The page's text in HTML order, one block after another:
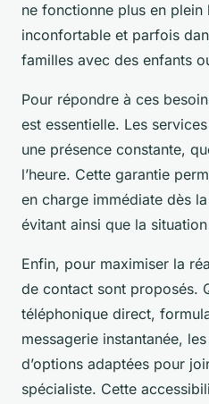
ne fonctionne plus en
inconfortable et parfois
familles avec des enfants
Pour répondre à ces
est essentielle. Les
une présence constante,
l’heure. Cette garantie
en charge immédiate dès
évitant ainsi que la
Enfin, pour maximiser la
de contact sont proposés.
téléphonique direct,
messagerie instantanée,
d’options adaptées pour
spécialiste. Cette